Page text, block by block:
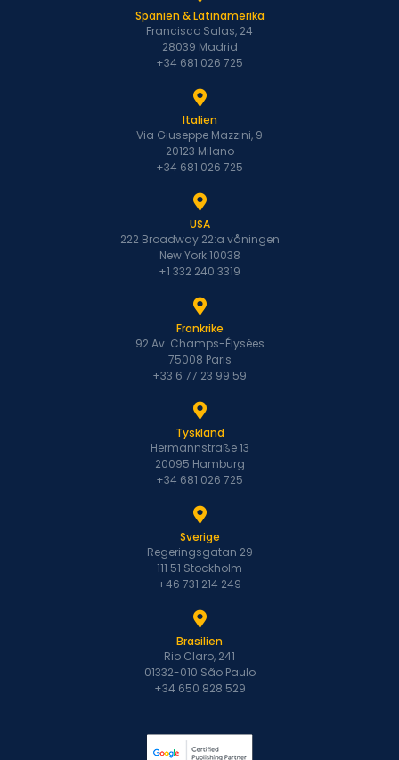
Spanien & Latinamerika
Francisco Salas, 24
28039 Madrid
+34 681 026 725
Italien
Via Giuseppe Mazzini, 9
20123 Milano
+34 681 026 725
USA
222 Broadway 22:a våningen
New York 10038
+1 332 240 3319
Frankrike
92 Av. Champs-Élysées
75008 Paris
+33 6 77 23 99 59
Tyskland
Hermannstraße 13
20095 Hamburg
+34 681 026 725
Sverige
Regeringsgatan 29
111 51 Stockholm
+46 731 214 249
Brasilien
Rio Claro, 241
01332-010 São Paulo
+34 650 828 529